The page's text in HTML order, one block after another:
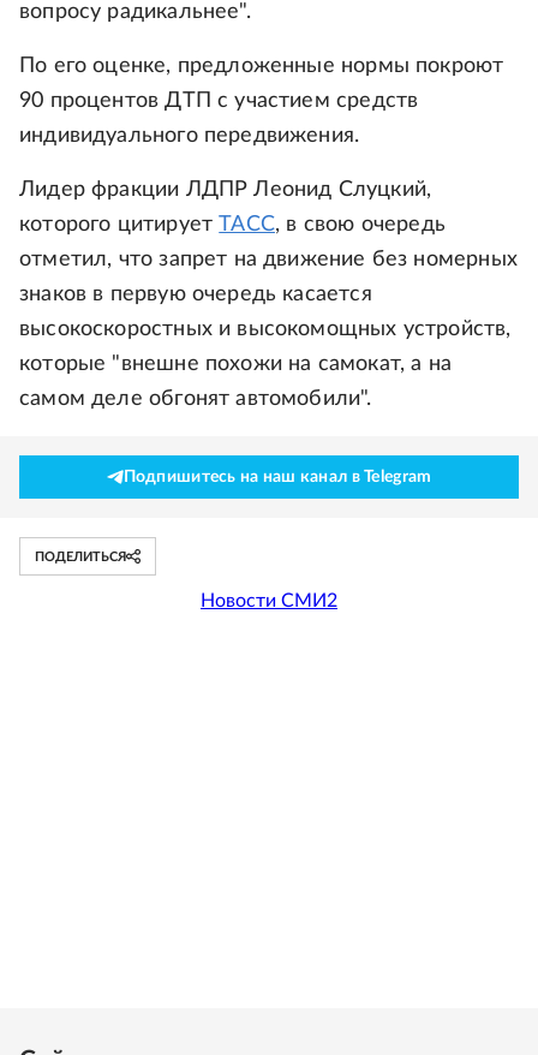
вопросу радикальнее".
По его оценке, предложенные нормы покроют
90 процентов ДТП с участием средств
индивидуального передвижения.
Лидер фракции ЛДПР Леонид Слуцкий,
которого цитирует
ТАСС, в свою очередь
отметил, что запрет на движение без номерных
знаков в первую очередь касается
высокоскоростных и высокомощных устройств,
которые "внешне похожи на самокат, а на
самом деле обгонят автомобили".
Подпишитесь на наш канал в Telegram
ПОДЕЛИТЬСЯ
Новости СМИ2